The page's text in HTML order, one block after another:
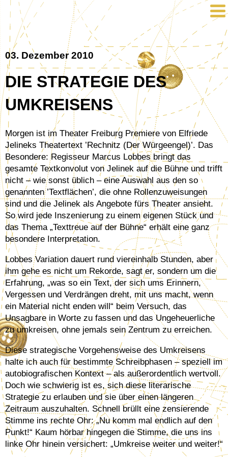
03. Dezember 2010
DIE STRATEGIE DES
UMKREISENS
Morgen ist im Theater Freiburg Premiere von Elfriede
Jelineks Theatertext ’Rechnitz (Der Würgeengel)’. Das
Besondere: Regisseur Marcus Lobbes bringt das
gesamte Textkonvolut von Jelinek auf die Bühne und trifft
nicht – wie sonst üblich – eine Auswahl aus den so
genannten ’Textflächen’, die ohne Rollenzuweisungen
sind und die Jelinek als Angebote fürs Theater ansieht.
So wird jede Inszenierung zu einem eigenen Stück und
das Thema „Texttreue auf der Bühne“ erhält eine ganz
besondere Interpretation.
Lobbes Variation dauert rund viereinhalb Stunden, aber
ihm gehe es nicht um Rekorde, sagt er, sondern um die
Erfahrung, „was so ein Text, der sich ums Erinnern,
Vergessen und Verdrängen dreht, mit uns macht, wenn
ein Material nicht enden will“ beim Versuch, das
Unsagbare in Worte zu fassen und das Ungeheuerliche
zu umkreisen, ohne jemals sein Zentrum zu erreichen.
Diese strategische Vorgehensweise des Umkreisens
halte ich auch für bestimmte Schreibphasen – speziell im
autobiografischen Kontext – als außerordentlich wertvoll.
Doch wie schwierig ist es, sich diese literarische
Strategie zu erlauben und sie über einen längeren
Zeitraum auszuhalten. Schnell brüllt eine zensierende
Stimme ins rechte Ohr: „Nu komm mal endlich auf den
Punkt!“ Kaum hörbar hingegen die Stimme, die uns ins
linke Ohr hinein versichert: „Umkreise weiter und weiter!“